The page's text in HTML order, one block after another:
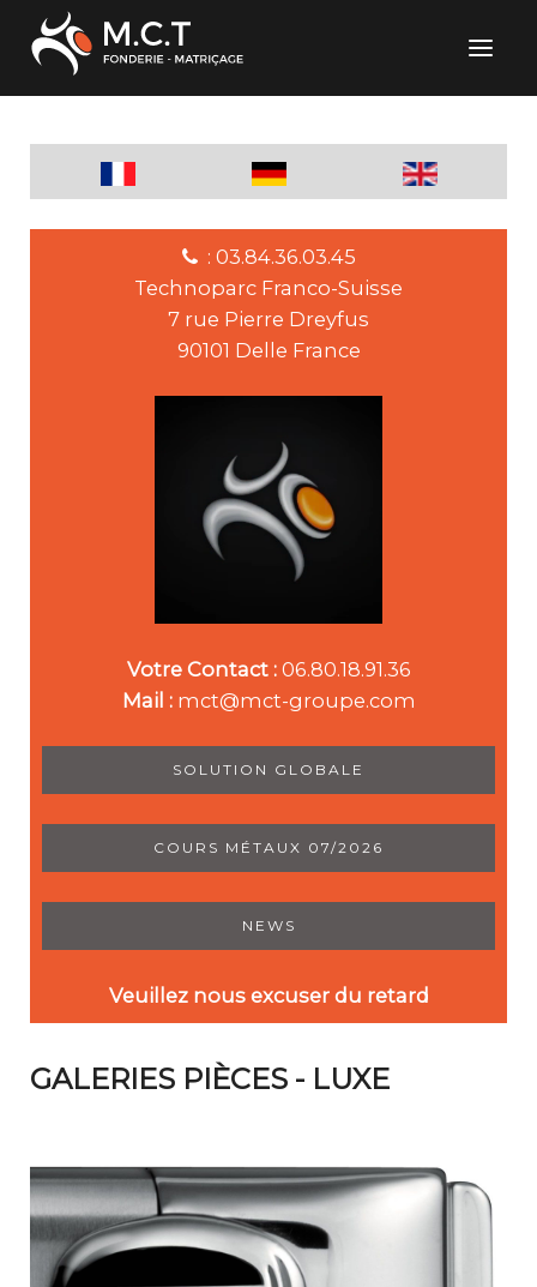
GALERIES PIÈCES - LUXE
: 03.84.36.03.45
Technoparc Franco-Suisse
7 rue Pierre Dreyfus
90101 Delle France
Votre Contact : 06.80.18.91.36
Mail : mct@mct-groupe.com
SOLUTION GLOBALE
COURS MÉTAUX 07/2026
NEWS
Veuillez nous excuser du retard